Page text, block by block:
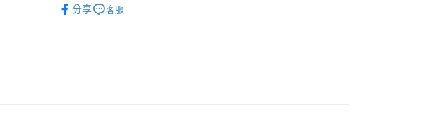
每筆NT$50，滿NT$499(含以上)免運費
分享 客服